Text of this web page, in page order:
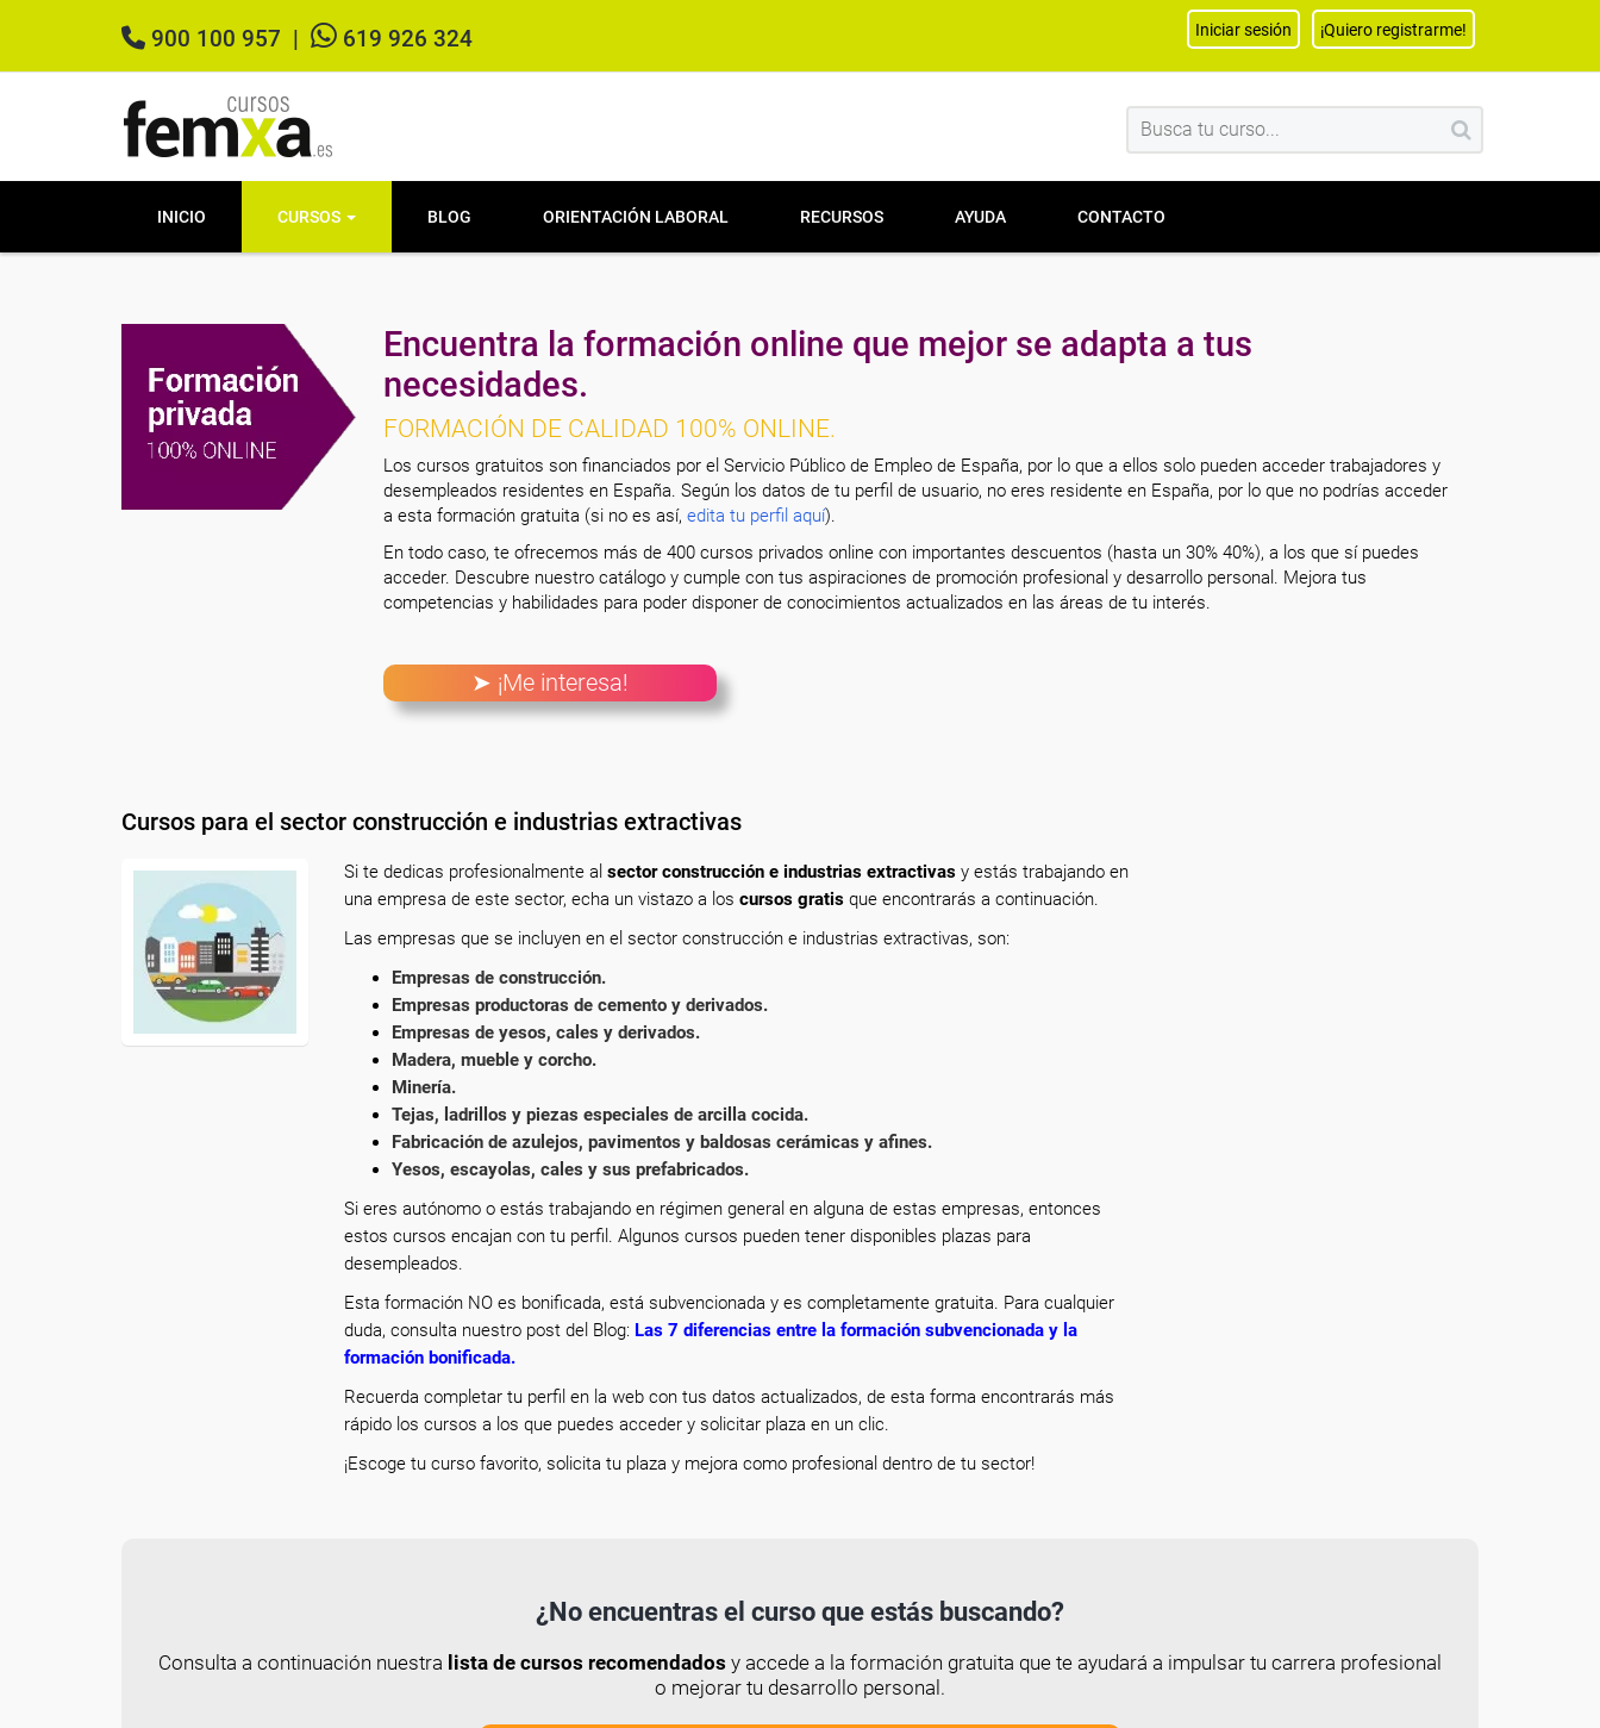
900 100 957 619 926 324 Iniciar sesión ¡Quiero registrarme!
INICIO CURSOS BLOG ORIENTACIÓN LABORAL RECURSOS AYUDA CONTACTO
Encuentra la formación online que mejor se adapta a tus
necesidades.
FORMACIÓN DE CALIDAD 100% ONLINE.
Los cursos gratuitos son financiados por el Servicio Público de Empleo de España, por lo que a ellos solo pueden acceder trabajadores y
desempleados residentes en España. Según los datos de tu perfil de usuario, no eres residente en España, por lo que no podrías acceder
a esta formación gratuita (si no es así, edita tu perfil aquí).
En todo caso, te ofrecemos más de 400 cursos privados online con importantes descuentos (hasta un 30% 40%), a los que sí puedes
acceder. Descubre nuestro catálogo y cumple con tus aspiraciones de promoción profesional y desarrollo personal. Mejora tus
competencias y habilidades para poder disponer de conocimientos actualizados en las áreas de tu interés.
➤ ¡Me interesa!
Cursos para el sector construcción e industrias extractivas
Si te dedicas profesionalmente al sector construcción e industrias extractivas y estás trabajando en
una empresa de este sector, echa un vistazo a los cursos gratis que encontrarás a continuación.
Las empresas que se incluyen en el sector construcción e industrias extractivas, son:
Empresas de construcción.
Empresas productoras de cemento y derivados.
Empresas de yesos, cales y derivados.
Madera, mueble y corcho.
Minería.
Tejas, ladrillos y piezas especiales de arcilla cocida.
Fabricación de azulejos, pavimentos y baldosas cerámicas y afines.
Yesos, escayolas, cales y sus prefabricados.
Si eres autónomo o estás trabajando en régimen general en alguna de estas empresas, entonces
estos cursos encajan con tu perfil. Algunos cursos pueden tener disponibles plazas para
desempleados.
Esta formación NO es bonificada, está subvencionada y es completamente gratuita. Para cualquier
duda, consulta nuestro post del Blog: Las 7 diferencias entre la formación subvencionada y la
formación bonificada.
Recuerda completar tu perfil en la web con tus datos actualizados, de esta forma encontrarás más
rápido los cursos a los que puedes acceder y solicitar plaza en un clic.
¡Escoge tu curso favorito, solicita tu plaza y mejora como profesional dentro de tu sector!
¿No encuentras el curso que estás buscando?
Consulta a continuación nuestra lista de cursos recomendados y accede a la formación gratuita que te ayudará a impulsar tu carrera profesional
o mejorar tu desarrollo personal.